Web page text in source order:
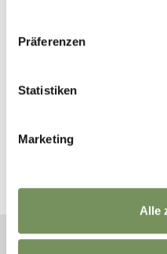
Präferenzen
Statistiken
Marketing
Alle
KEEP IN